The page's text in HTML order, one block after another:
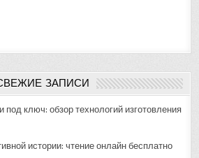
ЗАПИСИ
ключ: обзор технологий изготовления
истории: чтение онлайн бесплатно